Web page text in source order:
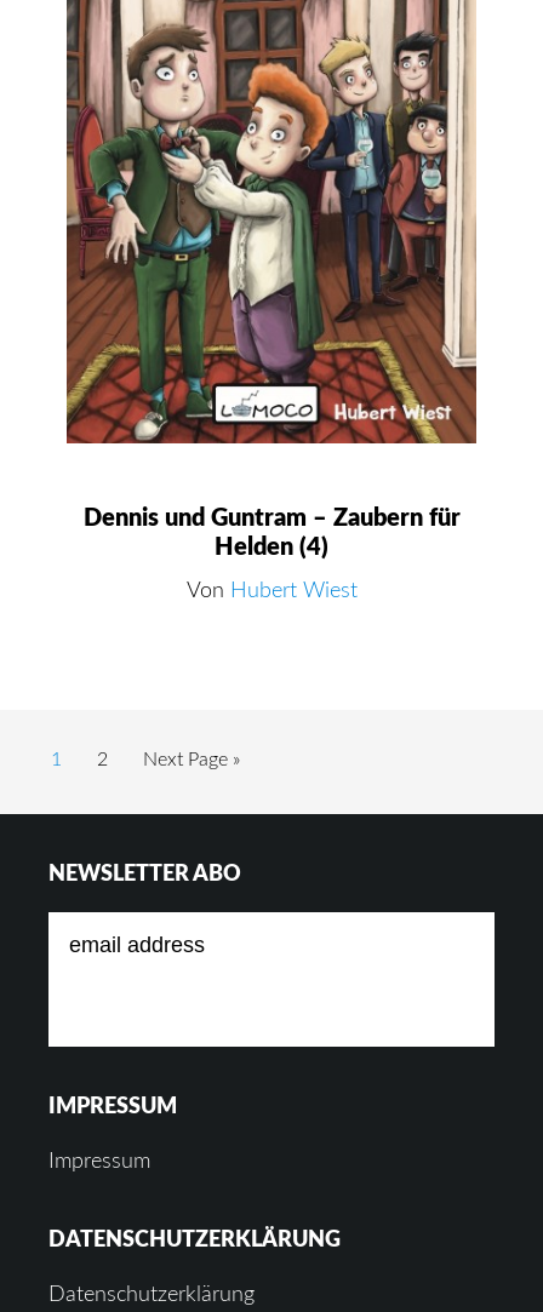
Dennis und Guntram – Zaubern für
Helden (4)
Von Hubert Wiest
Page
1 Page
2
Go
Next Page »
NEWSLETTER ABO
IMPRESSUM
Impressum
DATENSCHUTZERKLÄRUNG
Datenschutzerklärung